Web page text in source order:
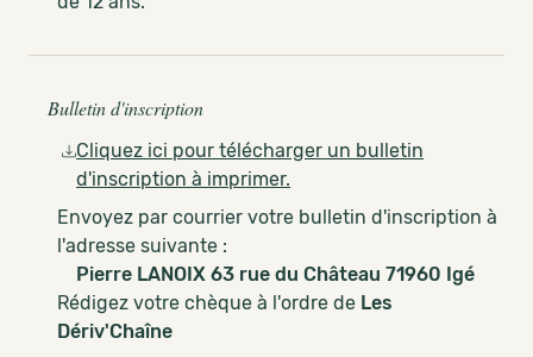
Bulletin d'inscription
Cliquez ici pour télécharger un bulletin
d'inscription à imprimer.
Envoyez par courrier votre bulletin d'inscription à
l'adresse suivante :
Pierre LANOIX 63 rue du Château 71960 Igé
Rédigez votre chèque à l'ordre de Les
Dériv'Chaîne